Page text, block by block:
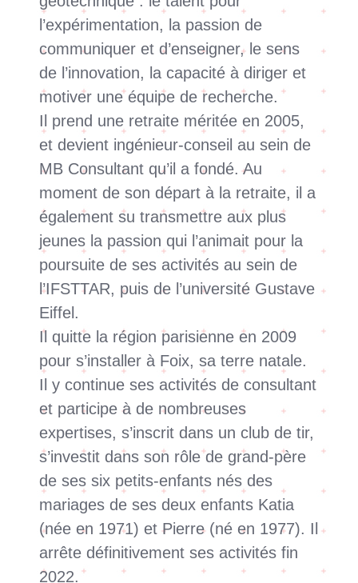
l’expérimentation, la passion de
communiquer et d’enseigner, le sens
de l’innovation, la capacité à diriger et
motiver une équipe de recherche.
Il prend une retraite méritée en 2005,
et devient ingénieur-conseil au sein de
MB Consultant qu’il a fondé. Au
moment de son départ à la retraite, il a
également su transmettre aux plus
jeunes la passion qui l’animait pour la
poursuite de ses activités au sein de
l’IFSTTAR, puis de l’université Gustave
Eiffel.
Il quitte la région parisienne en 2009
pour s’installer à Foix, sa terre natale.
Il y continue ses activités de consultant
et participe à de nombreuses
expertises, s’inscrit dans un club de tir,
s’investit dans son rôle de grand-père
de ses six petits-enfants nés des
mariages de ses deux enfants Katia
(née en 1971) et Pierre (né en 1977). Il
arrête définitivement ses activités fin
2022.